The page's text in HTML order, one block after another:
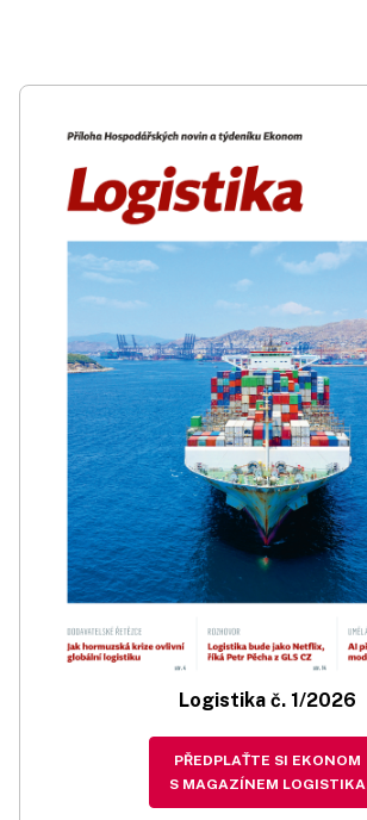
Logistika č. 1/2026
PŘEDPLAŤTE SI EKONOM
S MAGAZÍNEM LOGISTIKA